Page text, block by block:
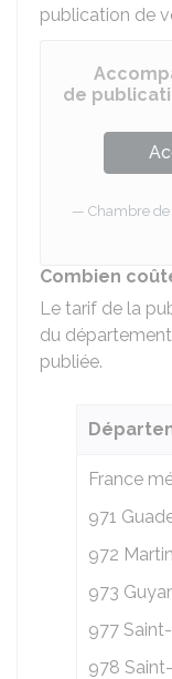
publication de
de
Chambre
Combien
Le tarif de la
du
publiée.
France
971
972
973
977
978